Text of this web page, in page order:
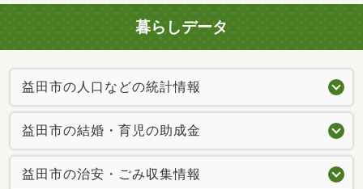
暮らしデータ
益田市の人口などの統計情報
益田市の結婚・育児の助成金
益田市の治安・ごみ収集情報